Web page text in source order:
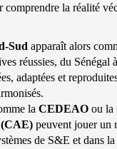
comprendre la réalité
Sud apparaît alors
réussies, du Sénégal
adaptées et
la CEDEAO ou la
(CAE) peuvent jouer un
de S&E et dans